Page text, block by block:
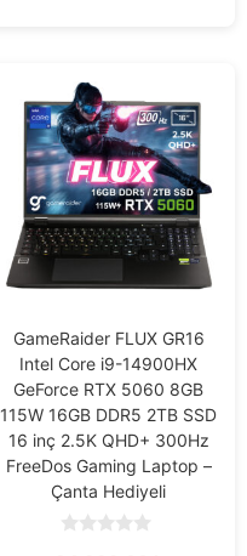
GameRaider FLUX GR16
Intel Core i9-14900HX
GeForce RTX 5060 8GB
115W 16GB DDR5 2TB SSD
16 inç 2.5K QHD+ 300Hz
FreeDos Gaming Laptop –
Çanta Hediyeli